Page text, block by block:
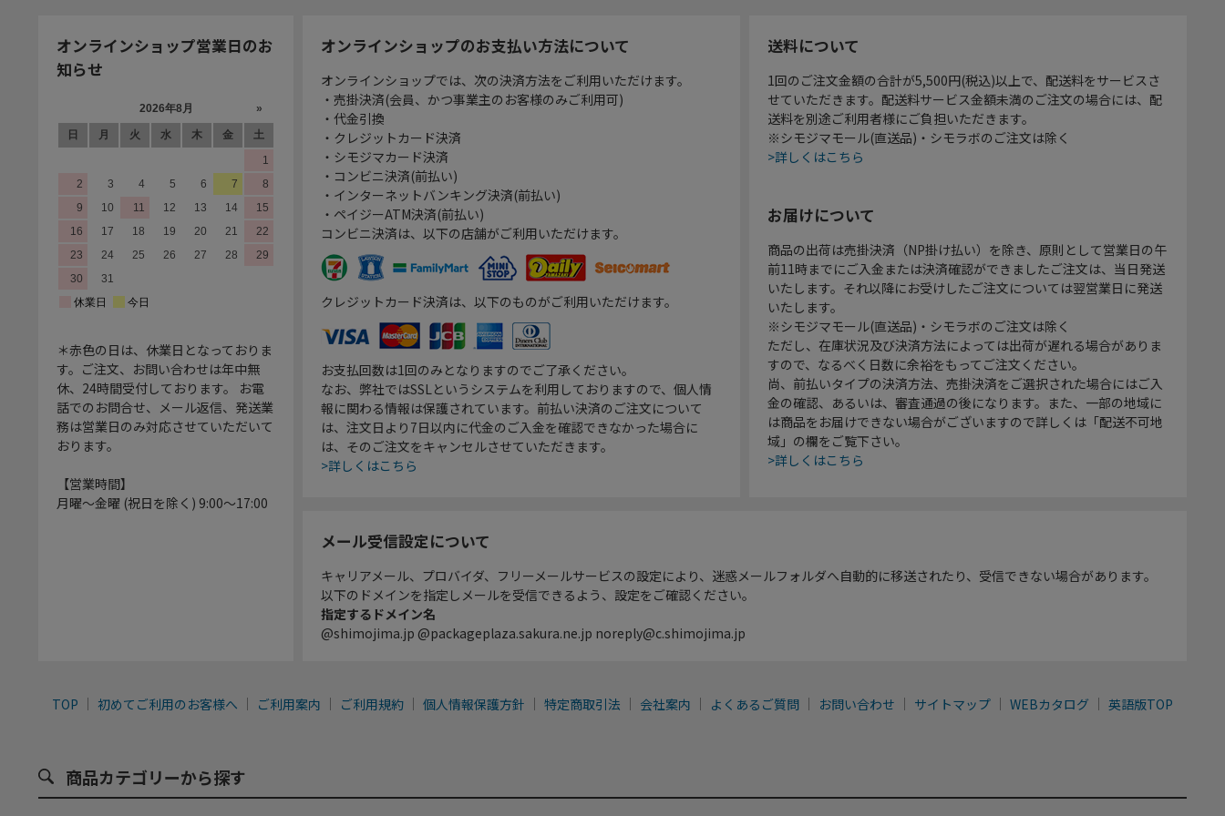
オンラインショップ営業日のお
知らせ
＊赤色の日は、休業日となっておりま
す。ご注文、お問い合わせは年中無
休、24時間受付しております。 お電
話でのお問合せ、メール返信、発送業
務は営業日のみ対応させていただいて
おります。
【営業時間】
月曜～金曜 (祝日を除く) 9:00～17:00
オンラインショップのお支払い方法について
オンラインショップでは、次の決済方法をご利用いただけます。
・売掛決済(会員、かつ事業主のお客様のみご利用可)
・代金引換
・クレジットカード決済
・シモジマカード決済
・コンビニ決済(前払い)
・インターネットバンキング決済(前払い)
・ペイジーATM決済(前払い)
コンビニ決済は、以下の店舗がご利用いただけます。
クレジットカード決済は、以下のものがご利用いただけます。
お支払回数は1回のみとなりますのでご了承ください。
なお、弊社ではSSLというシステムを利用しておりますので、個人情
報に関わる情報は保護されています。前払い決済のご注文について
は、注文日より7日以内に代金のご入金を確認できなかった場合に
は、そのご注文をキャンセルさせていただきます。
>詳しくはこちら
送料について
1回のご注文金額の合計が5,500円(税込)以上で、配送料をサービスさ
せていただきます。配送料サービス金額未満のご注文の場合には、配
送料を別途ご利用者様にご負担いただきます。
※シモジマモール(直送品)・シモラボのご注文は除く
>詳しくはこちら
お届けについて
商品の出荷は売掛決済（NP掛け払い）を除き、原則として営業日の午
前11時までにご入金または決済確認ができましたご注文は、当日発送
いたします。それ以降にお受けしたご注文については翌営業日に発送
いたします。
※シモジマモール(直送品)・シモラボのご注文は除く
ただし、在庫状況及び決済方法によっては出荷が遅れる場合がありま
すので、なるべく日数に余裕をもってご注文ください。
尚、前払いタイプの決済方法、売掛決済をご選択された場合にはご入
金の確認、あるいは、審査通過の後になります。また、一部の地域に
は商品をお届けできない場合がございますので詳しくは「配送不可地
域」の欄をご覧下さい。
>詳しくはこちら
メール受信設定について
キャリアメール、プロバイダ、フリーメールサービスの設定により、迷惑メールフォルダへ自動的に移送されたり、受信できない場合があります。
以下のドメインを指定しメールを受信できるよう、設定をご確認ください。
指定するドメイン名
@shimojima.jp @packageplaza.sakura.ne.jp noreply@c.shimojima.jp
TOP 初めてご利用のお客様へ ご利用案内 ご利用規約 個人情報保護方針 特定商取引法 会社案内 よくあるご質問 お問い合わせ サイトマップ WEBカタログ 英語版TOP
商品カテゴリーから探す